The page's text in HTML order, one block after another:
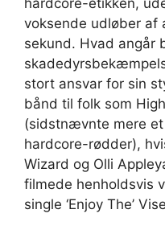
hardcore-etikken,
voksende udløber af
sekund. Hvad angår
stort ansvar for sin
bånd til folk som
(sidstnævnte mere
hardcore-rødder),
Wizard og Olli
filmede henholdsvis
single ‘Enjoy The’